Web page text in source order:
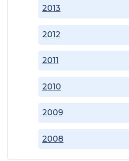
2008
2009
2010
2011
2012
2013